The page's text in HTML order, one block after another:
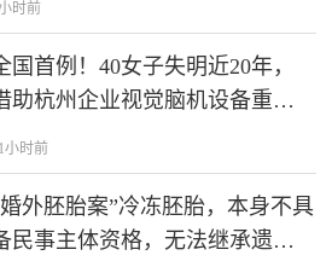
启！
时前
国首例！40女子失明近20年，
助杭州企业视觉脑机设备重获
“光明”，这套设备定价在15万元左
，预计2028年进入临床，或可
助千万患者重建视觉。
小时前
外胚胎案”冷冻胚胎，本身不具
民事主体资格，无法继承遗